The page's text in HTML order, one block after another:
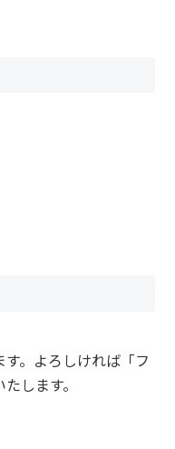
。よろしければ「フ
します。